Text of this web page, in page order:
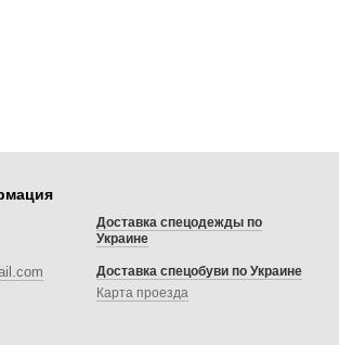
Доставка спецодежды по
Украине
Доставка спецобуви по Украине
Карта проезда